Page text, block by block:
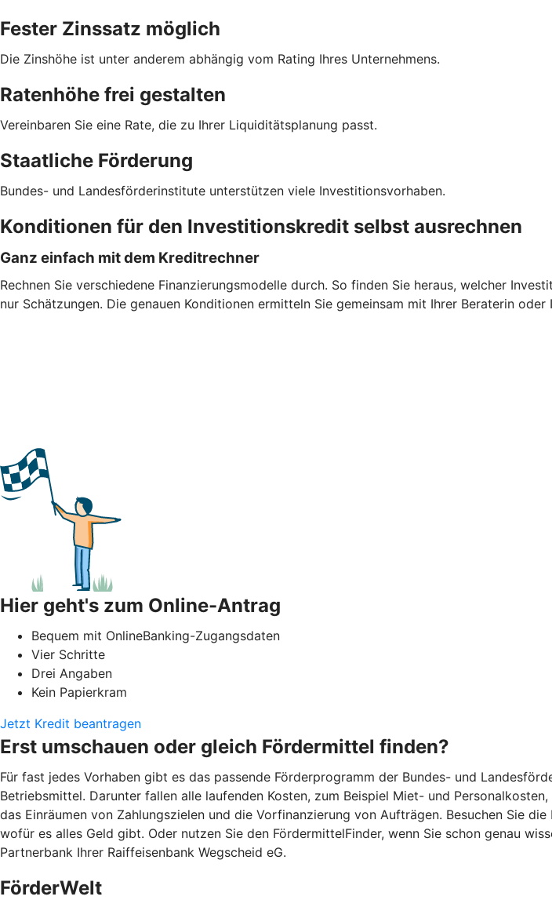
Fester Zinssatz möglich
Die Zinshöhe ist unter anderem abhängig vom Rating Ihres Unternehmens.
Ratenhöhe frei gestalten
Vereinbaren Sie eine Rate, die zu Ihrer Liquiditätsplanung passt.
Staatliche Förderung
Bundes- und Landesförderinstitute unterstützen viele Investitionsvorhaben.
Konditionen für den Investitionskredit selbst ausrechnen
Ganz einfach mit dem Kreditrechner
Rechnen Sie verschiedene Finanzierungsmodelle durch. So finden Sie heraus, welcher
nur Schätzungen. Die genauen Konditionen ermitteln Sie gemeinsam mit Ihrer Beraterin oder
Hier geht's zum Online-Antrag
Bequem mit OnlineBanking-Zugangsdaten
Vier Schritte
Drei Angaben
Kein Papierkram
Jetzt Kredit beantragen
Erst umschauen oder gleich Fördermittel finden?
Für fast jedes Vorhaben gibt es das passende Förderprogramm der Bundes- und
Betriebsmittel. Darunter fallen alle laufenden Kosten, zum Beispiel Miet- und
das Einräumen von Zahlungszielen und die Vorfinanzierung von Aufträgen. Besuchen Sie
wofür es alles Geld gibt. Oder nutzen Sie den FördermittelFinder, wenn Sie schon genau
Partnerbank Ihrer Raiffeisenbank Wegscheid eG.
FörderWelt